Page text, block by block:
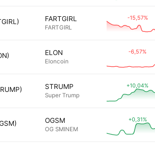
FARTGIRL
FARTGIRL
-15,57%
ELON
Eloncoin
-6,57%
STRUMP
Super Trump
+10,04%
OGSM
OG SMINEM
+0,31%